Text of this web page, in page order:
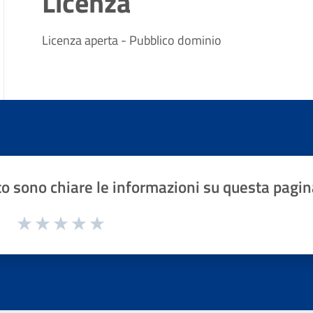
Licenza aperta - Pubblico dominio
sono chiare le informazioni su questa
1 a 5 stelle la pagina